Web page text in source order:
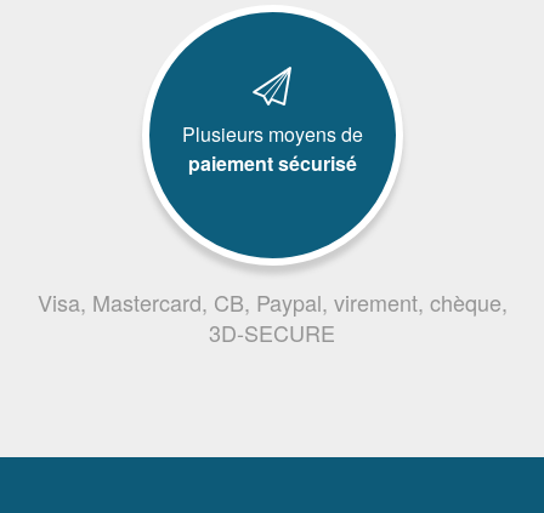
Plusieurs moyens de
paiement sécurisé
Visa, Mastercard, CB, Paypal, virement, chèque,
3D-SECURE